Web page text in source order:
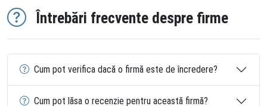
Întrebări frecvente despre firme
Cum pot verifica dacă o firmă este de încredere?
Cum pot lăsa o recenzie pentru această firmă?